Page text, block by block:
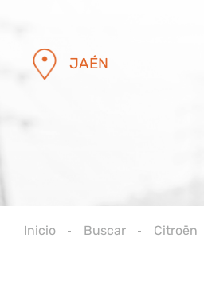
JAÉN
Inicio Buscar Citroën